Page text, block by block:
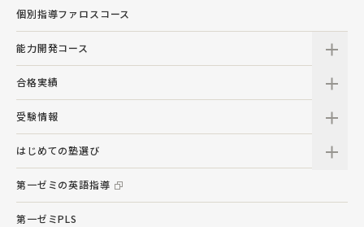
個別指導ファロスコース
能力開発コース
合格実績
受験情報
はじめての塾選び
第一ゼミの英語指導
第一ゼミPLS